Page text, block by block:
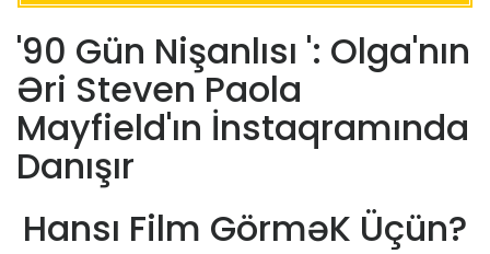
'90 Gün Nişanlısı ': Olga'nın
Əri Steven Paola
Mayfield'ın İnstaqramında
Danışır
Hansı Film GörməK Üçün?